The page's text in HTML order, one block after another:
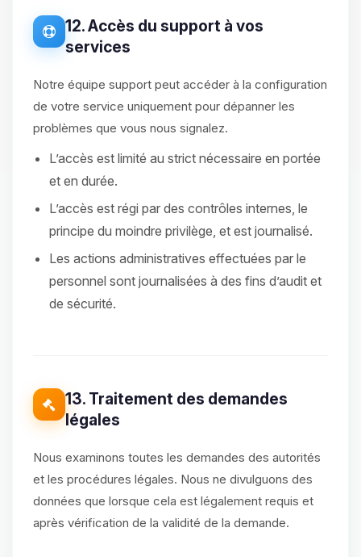
12. Accès du support à vos
services
Notre équipe support peut accéder à la configuration
de votre service uniquement pour dépanner les
problèmes que vous nous signalez.
L’accès est limité au strict nécessaire en portée
et en durée.
L’accès est régi par des contrôles internes, le
principe du moindre privilège, et est journalisé.
Les actions administratives effectuées par le
personnel sont journalisées à des fins d’audit et
de sécurité.
13. Traitement des demandes
légales
Nous examinons toutes les demandes des autorités
et les procédures légales. Nous ne divulguons des
données que lorsque cela est légalement requis et
après vérification de la validité de la demande.